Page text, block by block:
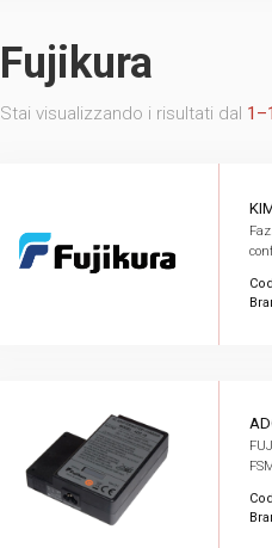
Fujikura
Stai visualizzando i risultati dal